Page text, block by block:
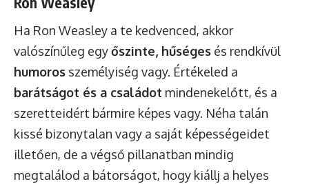
Ha Ron Weasley a te kedvenced, akkor
valószínűleg egyőszinte, hűséges és rendkívül
humoros személyiség vagy. Értékeled a
barátságot és a családot mindenekelőtt, és a
szeretteidért bármire képes vagy. Néha talán
kissé bizonytalan vagy a saját képességeidet
illetően, de a végső pillanatban mindig
megtalálod a bátorságot, hogy kiállj a helyes